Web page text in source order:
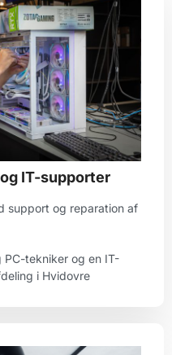
IT-supporter
support og reparation af
tekniker og en IT-
i Hvidovre